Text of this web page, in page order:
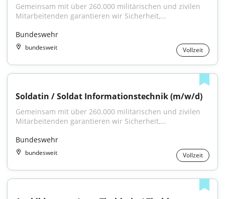
Gemeinsam mit über 260.000 militärischen und zivilen
Mitarbeitenden garantieren wir Sicherheit,...
Bundeswehr
bundesweit Vollzeit
Soldatin / Soldat Informationstechnik (m/w/d)
Gemeinsam mit über 260.000 militärischen und zivilen
Mitarbeitenden garantieren wir Sicherheit,...
Bundeswehr
bundesweit Vollzeit